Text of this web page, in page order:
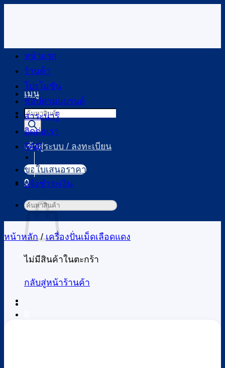
เนื้อหา
เมนู
Products
search
เข้าสู่ระบบ / ลงทะเบียน
0
ไม่มีสินค้าในตะกร้า
กลับสู่หน้าร้านค้า
หน้าแรก
ร้านค้า
โปรโมชัน
ช้อปตามแบรนด์
สาระน่ารู้
ติดต่อเรา
FAQ
ขอใบเสนอราคา
แจ้งชำระเงิน
ค้นหา:
หน้าหลัก / เครื่องปั่นเม็ดเลือดแดง